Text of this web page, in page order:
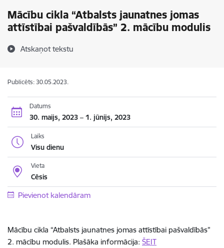
Mācību cikla “Atbalsts jaunatnes jomas
attīstībai pašvaldībās” 2. mācību modulis
Atskaņot tekstu
Publicēts: 30.05.2023.
Datums
30. maijs, 2023 – 1. jūnijs, 2023
Laiks
Visu dienu
Vieta
Cēsis
Pievienot kalendāram
Mācību cikla “Atbalsts jaunatnes jomas attīstībai pašvaldībās”
2. mācību modulis. Plašāka informācija: ŠEIT